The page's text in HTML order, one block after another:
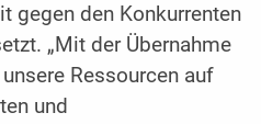
gegen den Konkurrenten
„Mit der Übernahme
Ressourcen auf
und